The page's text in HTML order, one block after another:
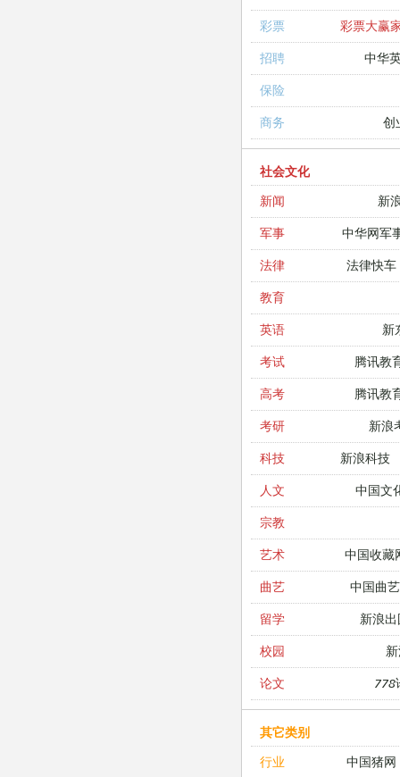
彩票 彩票大赢
招聘 中华
保险
商务 创
社会文化
新闻
新
军事 中华网军
法律 法律快车
教育
英语 新
考试 腾讯教
高考 腾讯教
考研 新浪
科技 新浪科技
人文 中国文
宗教
艺术 中国收藏
曲艺 中国曲
留学 新浪
校园
论文 778
其它类别
行业
中国猪网